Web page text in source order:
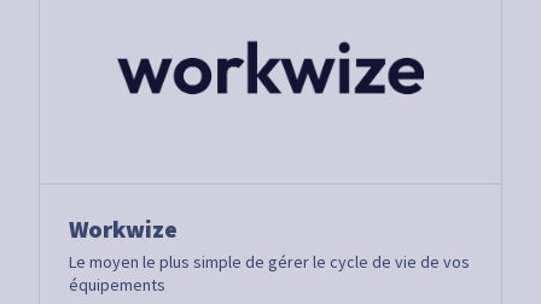
Workwize
Le moyen le plus simple de gérer le cycle de vie de vos
équipements